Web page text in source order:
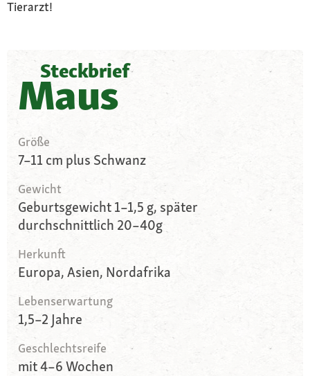
Tierarzt!
Steckbrief
Maus
Größe
7–11 cm plus Schwanz
Gewicht
Geburtsgewicht 1–1,5 g, später
durchschnittlich 20–40g
Herkunft
Europa, Asien, Nordafrika
Lebenserwartung
1,5–2 Jahre
Geschlechtsreife
mit 4–6 Wochen